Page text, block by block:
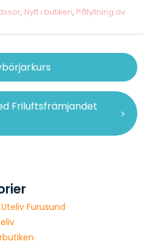
, Nytt i butiken, Påfyllning av
Friluftsfrämjandet
Furusund